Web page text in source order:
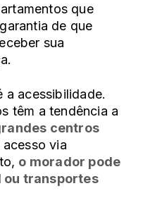
que
de que
sua
a acessibilidade.
têm a tendência a
centros
via
o morador pode
ou transportes